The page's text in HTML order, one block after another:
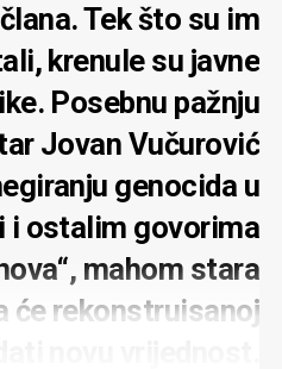
Tek što su im
krenule su javne
Posebnu pažnju
Jovan Vučurović
genocida u
i ostalim govorima
mahom stara
će rekonstruisanoj